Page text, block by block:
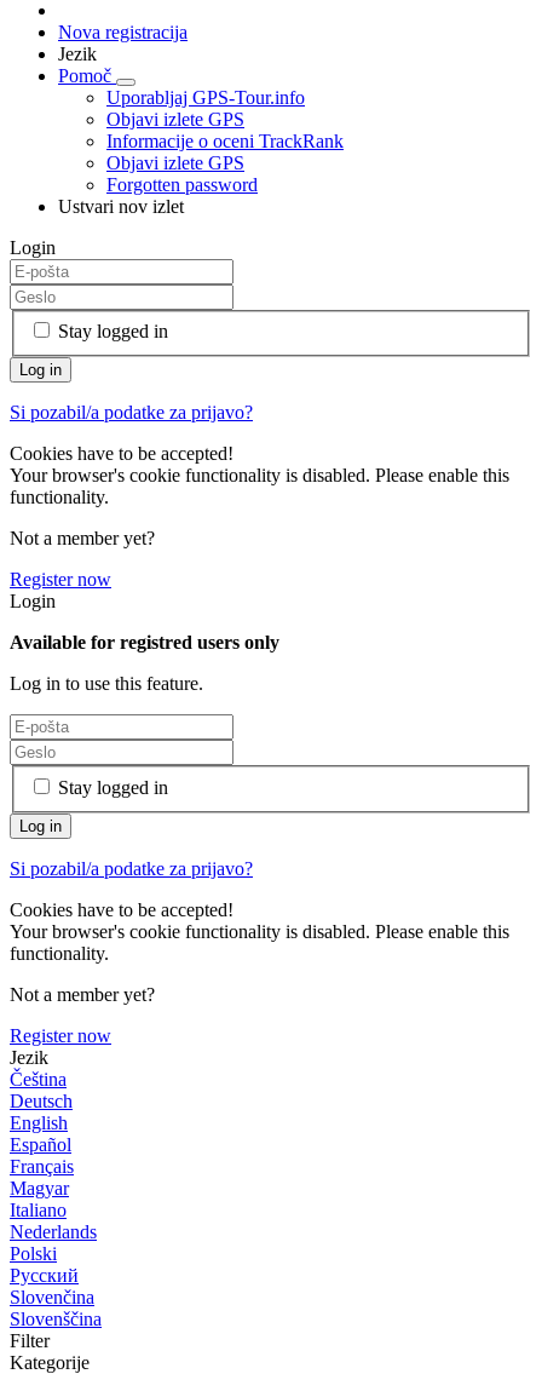
Nova registracija
Jezik
Pomoč
Uporabljaj GPS-Tour.info
Objavi izlete GPS
Informacije o oceni TrackRank
Objavi izlete GPS
Forgotten password
Ustvari nov izlet
Login
Stay logged in
Si pozabil/a podatke za prijavo?
Cookies have to be accepted!
Your browser's cookie functionality is disabled. Please enable this
functionality.
Not a member yet?
Register now
Login
Available for registred users only
Log in to use this feature.
Stay logged in
Si pozabil/a podatke za prijavo?
Cookies have to be accepted!
Your browser's cookie functionality is disabled. Please enable this
functionality.
Not a member yet?
Register now
Jezik
Čeština
Deutsch
English
Español
Français
Magyar
Italiano
Nederlands
Polski
Русский
Slovenčina
Slovenščina
Filter
Kategorije